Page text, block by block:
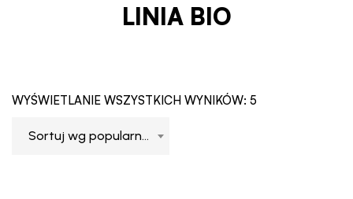
LINIA BIO
WYŚWIETLANIE WSZYSTKICH WYNIKÓW: 5
Sortuj wg popularności